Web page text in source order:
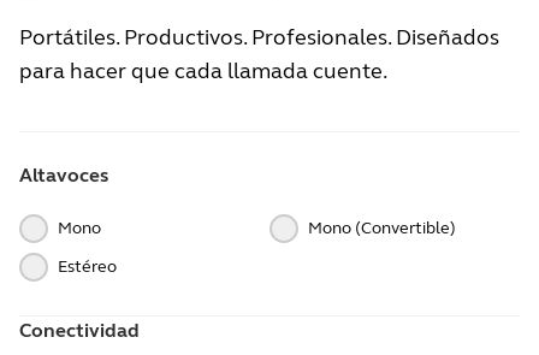
Portátiles. Productivos. Profesionales. Diseñados
para hacer que cada llamada cuente.
Altavoces
Mono
Mono (Convertible)
Estéreo
Conectividad